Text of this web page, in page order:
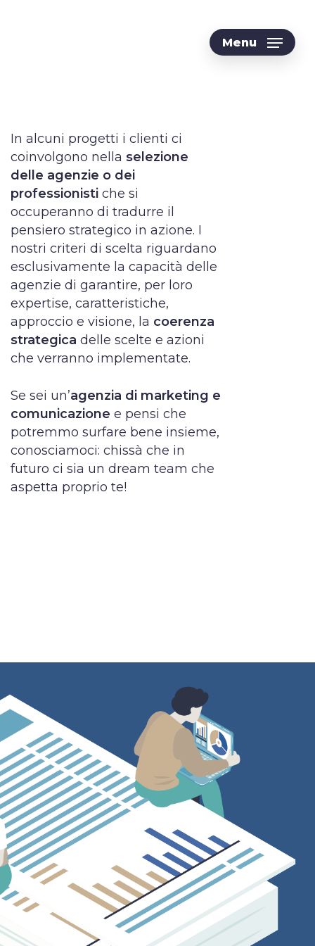
Menu
In alcuni progetti i clienti ci
coinvolgono nella selezione
delle agenzie o dei
professionisti che si
occuperanno di tradurre il
pensiero strategico in azione. I
nostri criteri di scelta riguardano
esclusivamente la capacità delle
agenzie di garantire, per loro
expertise, caratteristiche,
approccio e visione, la coerenza
strategica delle scelte e azioni
che verranno implementate.
Se sei un’agenzia di marketing e
comunicazione e pensi che
potremmo surfare bene insieme,
conosciamoci: chissà che in
futuro ci sia un dream team che
aspetta proprio te!